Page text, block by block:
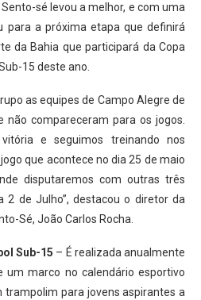
sé levou a melhor, e com uma
para a próxima etapa que definirá
da Bahia que participará da Copa
15 deste ano.
as equipes de Campo Alegre de
não compareceram para os jogos.
e seguimos treinando nos
que acontece no dia 25 de maio
disputaremos com outras três
2 de Julho”, destacou o diretor da
Sé, João Carlos Rocha.
Sub-15 – É realizada anualmente
um marco no calendário esportivo
trampolim para jovens aspirantes a